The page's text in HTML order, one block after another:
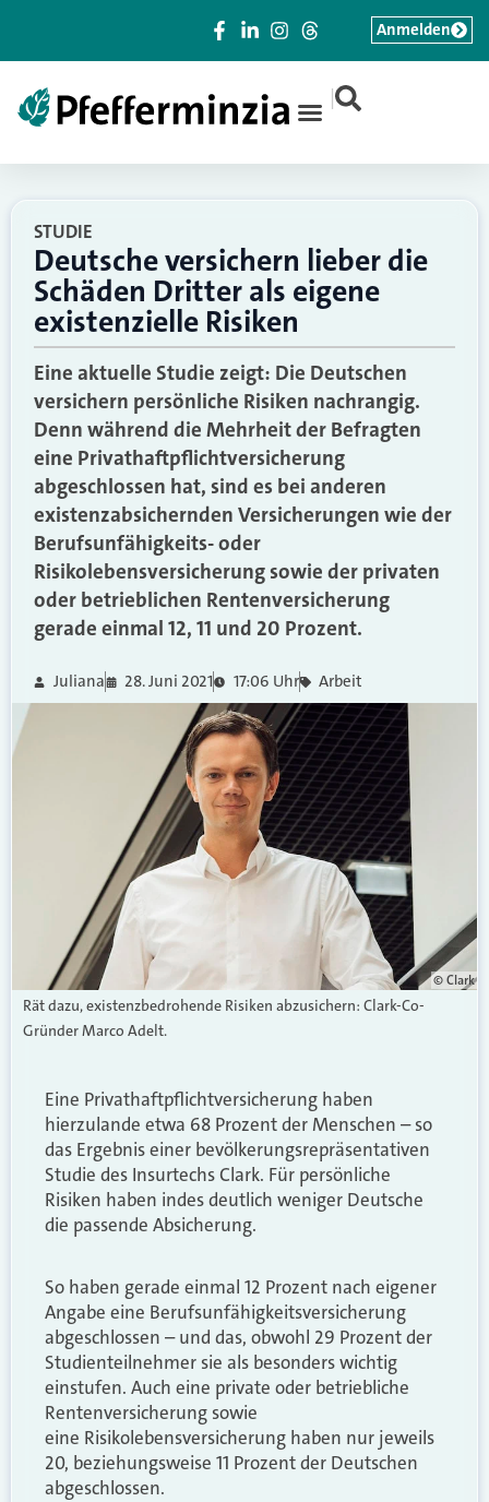
|
Anmelden
STUDIE
Deutsche versichern lieber die
Schäden Dritter als eigene
existenzielle Risiken
Eine aktuelle Studie zeigt: Die Deutschen
versichern persönliche Risiken nachrangig.
Denn während die Mehrheit der Befragten
eine Privathaftpflichtversicherung
abgeschlossen hat, sind es bei anderen
existenzabsichernden Versicherungen wie der
Berufsunfähigkeits- oder
Risikolebensversicherung sowie der privaten
oder betrieblichen Rentenversicherung
gerade einmal 12, 11 und 20 Prozent.
Juliana 28. Juni 2021 17:06 Uhr Arbeit
© Clark
Rät dazu, existenzbedrohende Risiken abzusichern: Clark-Co-
Gründer Marco Adelt.
Eine Privathaftpflichtversicherung haben
hierzulande etwa 68 Prozent der Menschen – so
das Ergebnis einer bevölkerungsrepräsentativen
Studie des Insurtechs Clark. Für persönliche
Risiken haben indes deutlich weniger Deutsche
die passende Absicherung.
So haben gerade einmal 12 Prozent nach eigener
Angabe eine Berufsunfähigkeitsversicherung
abgeschlossen – und das, obwohl 29 Prozent der
Studienteilnehmer sie als besonders wichtig
einstufen. Auch eine private oder betriebliche
Rentenversicherung sowie
eine Risikolebensversicherung haben nur jeweils
20, beziehungsweise 11 Prozent der Deutschen
abgeschlossen.